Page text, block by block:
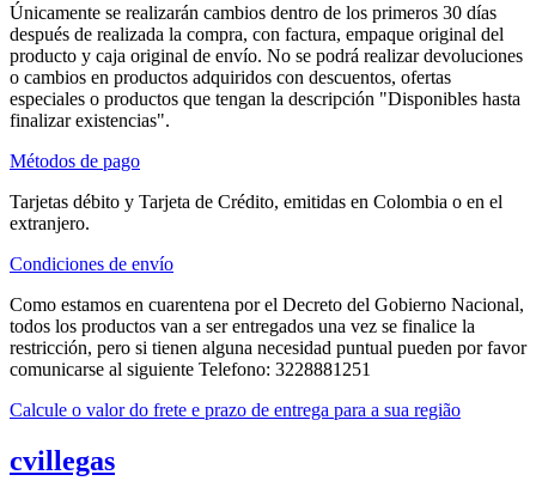
Únicamente se realizarán cambios dentro de los primeros 30 días
después de realizada la compra, con factura, empaque original del
producto y caja original de envío. No se podrá realizar devoluciones
o cambios en productos adquiridos con descuentos, ofertas
especiales o productos que tengan la descripción "Disponibles hasta
finalizar existencias".
Métodos de pago
Tarjetas débito y Tarjeta de Crédito, emitidas en Colombia o en el
extranjero.
Condiciones de envío
Como estamos en cuarentena por el Decreto del Gobierno Nacional,
todos los productos van a ser entregados una vez se finalice la
restricción, pero si tienen alguna necesidad puntual pueden por favor
comunicarse al siguiente Telefono: 3228881251
Calcule o valor do frete e prazo de entrega para a sua região
cvillegas